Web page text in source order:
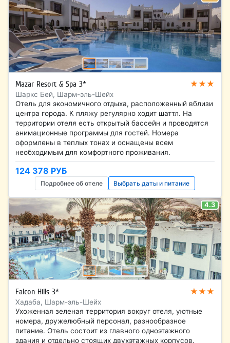
Mazar Resort & Spa 3* ★★★
Шаркс Бей, Шарм-эль-Шейх
Отель для экономичного отдыха, расположенный вблизи
центра города. К пляжу регулярно ходит шаттл. На
территории отеля есть открытый бассейн и проводятся
анимационные программы для гостей. Номера
оформлены в теплых тонах и оснащены всем
необходимым для комфортного проживания.
124 378 РУБ
Подробнее об отеле Выбрать даты и питание
4.3
Falcon Hills 3* ★★★
Хадаба, Шарм-эль-Шейх
Ухоженная зеленая территория вокруг отеля, уютные
номера, дружелюбный персонал, разнообразное
питание. Отель состоит из главного одноэтажного
здания и отдельно стоящих двухэтажных корпусов.